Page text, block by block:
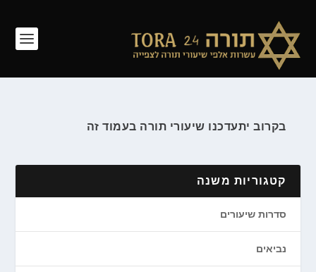
בקרוב יתעדכנו שיעורי תורה בעמוד זה
קטגוריות משנה
סדרות שיעורים
נביאים